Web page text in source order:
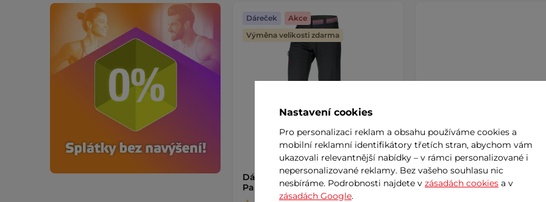
Dáreček
Akce
Výměna velikosti zdarma
Dámské kalhoty Ferrino Pehoe
Pants Woman - BlackAKCE
Nastavení cookies
Pro personalizaci reklam a obsahu používáme cookies a
mobilní reklamní identifikátory třetích stran, abychom vám
ukazovali relevantnější nabídky – v rámci personalizované i
nepersonalizované reklamy. Bez vašeho souhlasu nic
nesbíráme. Podrobnosti najdete v zásadách cookies a v
zásadách Google.